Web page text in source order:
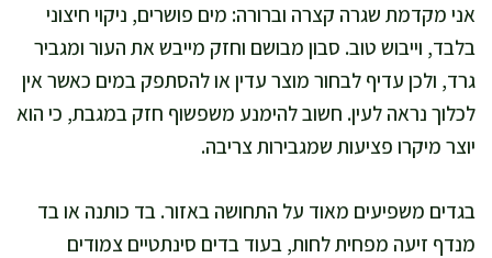
אני מקדמת שגרה קצרה וברורה: מים פושרים, ניקוי חיצוני
בלבד, וייבוש טוב. סבון מבושם וחזק מייבש את העור ומגביר
גרד, ולכן עדיף לבחור מוצר עדין או להסתפק במים כאשר אין
לכלוך נראה לעין. חשוב להימנע משפשוף חזק במגבת, כי הוא
יוצר מיקרו פציעות שמגבירות צריבה.
בגדים משפיעים מאוד על התחושה באזור. בד כותנה או בד
מנדף זיעה מפחית לחות, בעוד בדים סינתטיים צמודים